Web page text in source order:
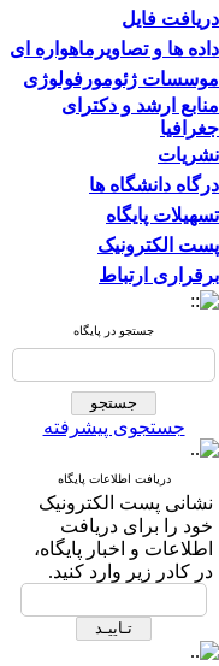
دریافت فایل
داده ها و تصاویرماهواره ای
موسسات ژئومورفولوژی
منابع ارشد و دکترای
جغرافیا
نشریات
درگاه دانشگاه ها
تسهیلات پایگاه
پست الکترونیک
برقراری ارتباط
جستجو در پایگاه
جستجوی پیشرفته
دریافت اطلاعات پایگاه
نشانی پست الکترونیک
خود را برای دریافت
اطلاعات و اخبار پایگاه،
در کادر زیر وارد کنید.